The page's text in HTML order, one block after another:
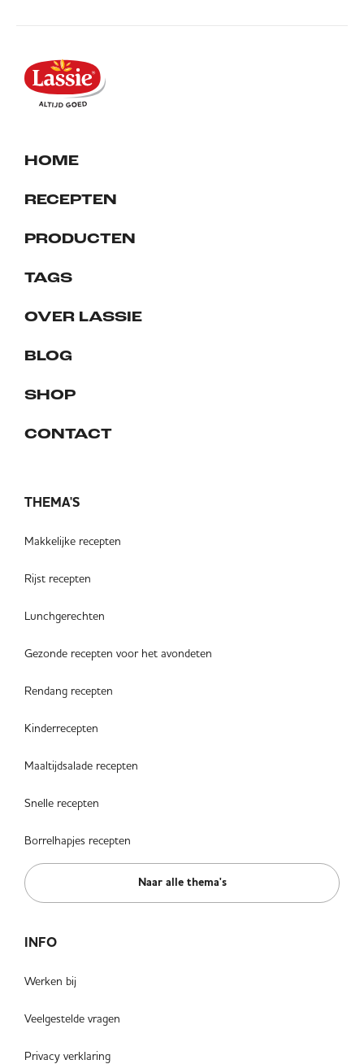
HOME
RECEPTEN
PRODUCTEN
TAGS
OVER LASSIE
BLOG
SHOP
CONTACT
THEMA'S
Makkelijke recepten
Rijst recepten
Lunchgerechten
Gezonde recepten voor het avondeten
Rendang recepten
Kinderrecepten
Maaltijdsalade recepten
Snelle recepten
Borrelhapjes recepten
Naar alle thema's
INFO
Werken bij
Veelgestelde vragen
Privacy verklaring